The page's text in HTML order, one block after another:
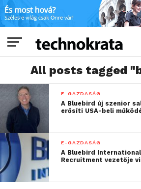
All posts tagged
E-GAZDASÁG
A Bluebird új szenior
erősíti USA-beli
E-GAZDASÁG
A Bluebird
Recruitment vezetője